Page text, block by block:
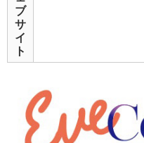
ブ
サ
イ
ト